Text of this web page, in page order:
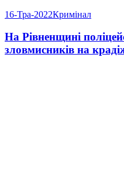
16-Тра-2022Кримінал
На Рівненщині
зловмисників на